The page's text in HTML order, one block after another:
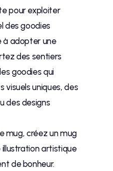
pour exploiter
des goodies
à adopter une
des sentiers
goodies qui
visuels uniques, des
des designs
mug, créez un mug
artistique
de bonheur.